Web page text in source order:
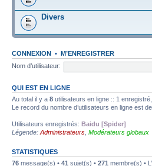
Divers
CONNEXION • M’ENREGISTRER
Nom d’utilisateur:
QUI EST EN LIGNE
Au total il y a 8 utilisateurs en ligne :: 1
Le record du nombre d’utilisateurs en ligne est de
Utilisateurs enregistrés: Baidu [Spider]
Légende: Administrateurs Modérateurs globaux
STATISTIQUES
76 message(s) • 41 sujet(s) • 271 membre(s) •